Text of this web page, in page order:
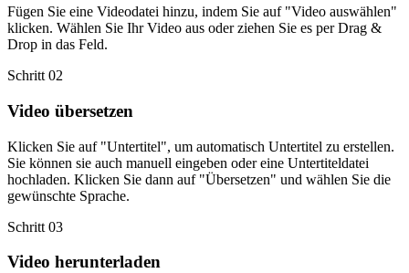
Fügen Sie eine Videodatei hinzu, indem Sie auf "Video auswählen"
klicken. Wählen Sie Ihr Video aus oder ziehen Sie es per Drag &
Drop in das Feld.
Schritt 02
Video übersetzen
Klicken Sie auf "Untertitel", um automatisch Untertitel zu erstellen.
Sie können sie auch manuell eingeben oder eine Untertiteldatei
hochladen. Klicken Sie dann auf "Übersetzen" und wählen Sie die
gewünschte Sprache.
Schritt 03
Video herunterladen